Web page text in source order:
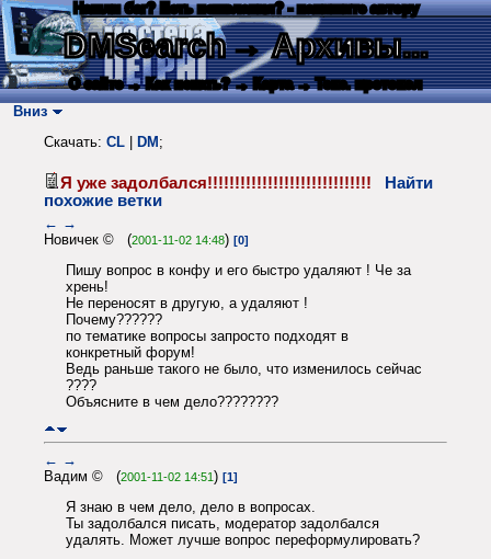
Нашли баг? Есть пожелания? - напишите автору
DMSearch→ Архивы...
О сайте → Как искать? → Карта → Текс. протокол
Вниз
Скачать: CL DM ;
Я уже задолбался!!!!!!!!!!!!!!!!!!!!!!!!!!!!!!
Найти
похожие ветки
← →
Новичек © (2001-11-02 14:48) [0]
Пишу вопрос в конфу и его быстро удаляют ! Че за
хрень!
Не переносят в другую, а удаляют !
Почему??????
по тематике вопросы запросто подходят в
конкретный форум!
Ведь раньше такого не было, что изменилось сейчас
????
Объясните в чем дело????????
← →
Вадим © (2001-11-02 14:51) [1]
Я знаю в чем дело, дело в вопросах.
Ты задолбался писать, модератор задолбался
удалять. Может лучше вопрос переформулировать?